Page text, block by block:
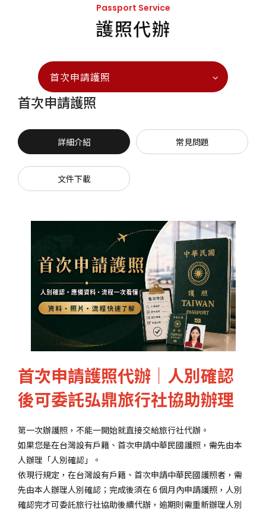
Passport Service
護照代辦
首次申請護照
首次申請護照
詳細介紹 常見問題
文件下載
首次申請護照代辦｜人別確認
後可委託弘鼎旅行社協助辦理
第一次辦護照，不能一開始就直接交給旅行社代辦。
如果您是在台灣設有戶籍、首次申請中華民國護照，需先由本
人辦理「人別確認」。
依現行規定，在台灣設有戶籍、首次申請中華民國護照者，需
先由本人辦理人別確認；完成後須在 6 個月內申請護照，人別
確認完才可委託旅行社協助後續代辦，逾期則需重新辦理人別